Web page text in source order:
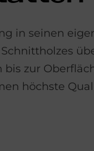
in seinen
zur
höchste